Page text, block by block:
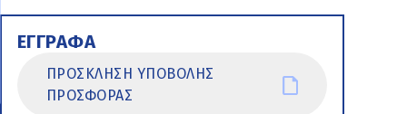
ΕΓΓΡΑΦΑ
ΠΡΟΣΚΛΗΣΗ ΥΠΟΒΟΛΗΣ
ΠΡΟΣΦΟΡΑΣ